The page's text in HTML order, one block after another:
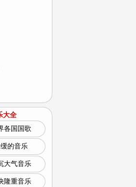
大全
各国国歌
的音乐
大气音乐
隆重音乐